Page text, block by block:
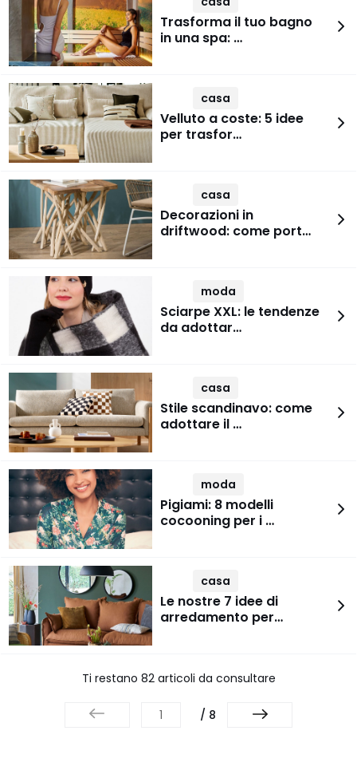
Trasforma il tuo bagno
in una spa: …
casa
Velluto a coste: 5 idee
per trasfor…
casa
Decorazioni in
driftwood: come port…
moda
Sciarpe XXL: le tendenze
da adottar…
casa
Stile scandinavo: come
adottare il …
moda
Pigiami: 8 modelli
cocooning per i …
casa
Le nostre 7 idee di
arredamento per…
Ti restano 82 articoli da consultare
/ 8